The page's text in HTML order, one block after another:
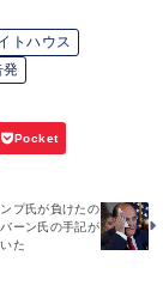
トハウス
発
プ氏が負けたの
ーン氏の手記が
た